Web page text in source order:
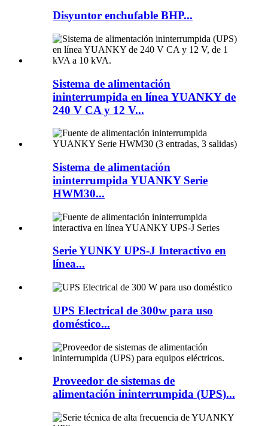
Disyuntor enchufable BHP...
Sistema de alimentación
ininterrumpida en línea YUANKY de
240 V CA y 12 V...
Sistema de alimentación
ininterrumpida YUANKY Serie
HWM30...
Serie YUNKY UPS-J Interactivo en
línea...
UPS Electrical de 300w para uso
doméstico...
Proveedor de sistemas de
alimentación ininterrumpida (UPS)...